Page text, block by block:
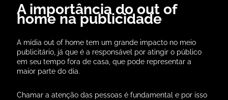
A importância do out of
home na publicidade
A mídia out of home tem um grande impacto no meio
publicitário, já que é a responsável por atingir o público
em seu tempo fora de casa, que pode representar a
maior parte do dia.
Chamar a atenção das pessoas é fundamental e por isso